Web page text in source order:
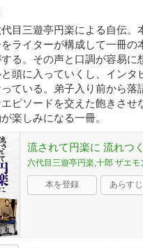
目三遊亭円楽による自伝
をライターが構成して一冊
る。その声と口調が容易
頭に入っていくし、イン
ている。弟子入り前から
ピソードを交えた飽きさせ
楽しみになる一冊。
流されて円楽に 流れつ
六代目三遊亭円楽,十郎 ザエモ
本を登録 あらす